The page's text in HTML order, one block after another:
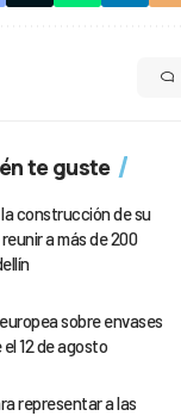
te guste
construcción de su
a más de 200
sobre envases
12 de agosto
representar a las